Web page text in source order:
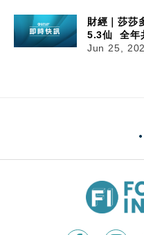
財經｜莎
5.3仙 全年
Jun 25,